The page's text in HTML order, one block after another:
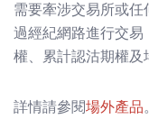
需要牽涉交易所或
過經紀網路進行交
權、累計認沽期權及
詳情請參閱場外產品。